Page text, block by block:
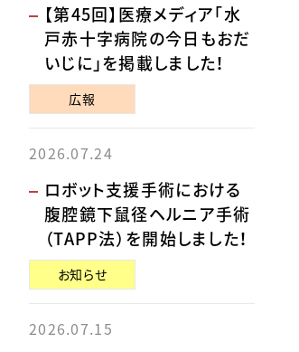
【第45回】医療メディア「水
戸赤十字病院の今日もおだ
いじに」を掲載しました！
広報
2026.07.24
ロボット支援手術における
腹腔鏡下鼠径ヘルニア手術
（TAPP法）を開始しました！
お知らせ
2026.07.15